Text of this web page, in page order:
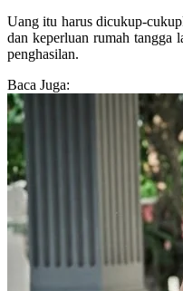
Uang itu harus dicukup-
dan keperluan rumah tangga
penghasilan.
Baca Juga: